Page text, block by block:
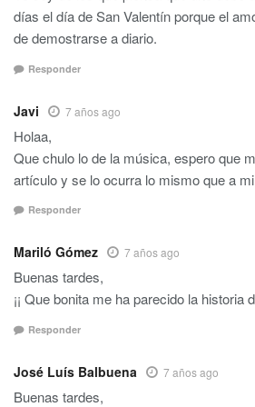
días el día de San Valentín porque el
de demostrarse a diario.
Responder
Javi 7 años ago
Holaa,
Que chulo lo de la música, espero que
artículo y se lo ocurra lo mismo que a
Responder
Mariló Gómez 7 años ago
Buenas tardes,
¡¡ Que bonita me ha parecido la historia
Responder
José Luís Balbuena 7 años ago
Buenas tardes,